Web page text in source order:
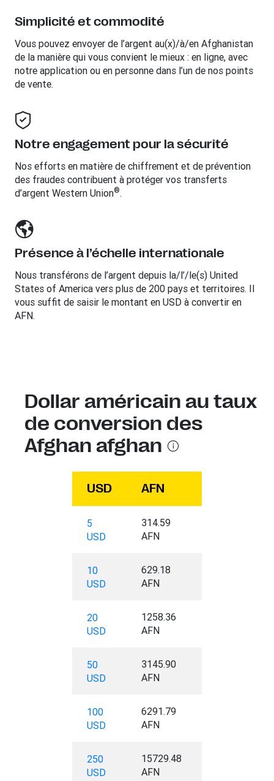
Simplicité et commodité
Vous pouvez envoyer de l’argent au(x)/à/en Afghanistan
de la manière qui vous convient le mieux : en ligne, avec
notre application ou en personne dans l’un de nos points
de vente.
Notre engagement pour la sécurité
Nos efforts en matière de chiffrement et de prévention
des fraudes contribuent à protéger vos transferts
d’argent Western Union®.
Présence à l’échelle internationale
Nous transférons de l’argent depuis la/l’/le(s) United
States of America vers plus de 200 pays et territoires. Il
vous suffit de saisir le montant en USD à convertir en
AFN.
Dollar américain au taux
de conversion des
Afghan afghan
USD AFN
5
USD
314.59
AFN
10
USD
629.18
AFN
20
USD
1258.36
AFN
50
USD
3145.90
AFN
100
USD
6291.79
AFN
250
USD
15729.48
AFN